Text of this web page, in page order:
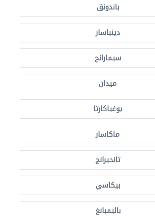
باندونق
دينباسار
سيمارانج
ميدان
يوغياكارتا
ماكاسار
تانجيرانج
بيكاسي
باليمبانغ